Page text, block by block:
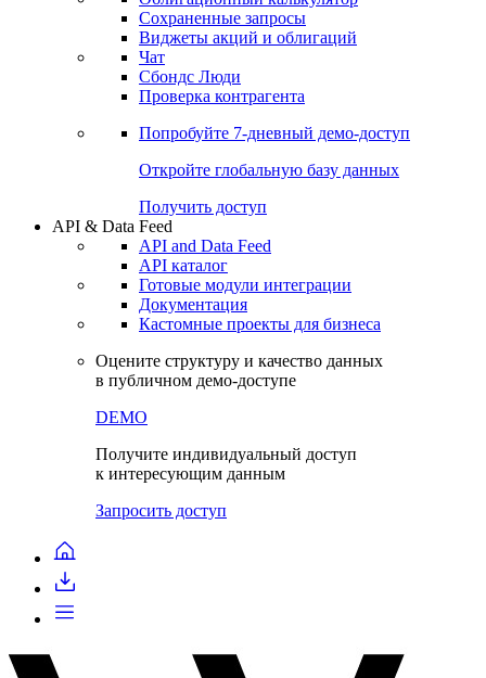
Сохраненные запросы
Виджеты акций и облигаций
Чат
Сбондс Люди
Проверка контрагента
Попробуйте 7-дневный демо-доступ
Откройте глобальную базу данных
Получить доступ
API & Data Feed
API and Data Feed
API каталог
Готовые модули интеграции
Документация
Кастомные проекты для бизнеса
Оцените структуру и качество данных
в публичном демо-доступе
DEMO
Получите индивидуальный доступ
к интересующим данным
Запросить доступ